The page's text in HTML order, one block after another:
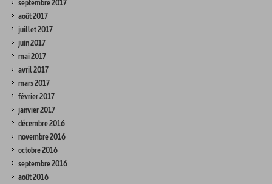
septembre 2017
août 2017
juillet 2017
juin 2017
mai 2017
avril 2017
mars 2017
février 2017
janvier 2017
décembre 2016
novembre 2016
octobre 2016
septembre 2016
août 2016